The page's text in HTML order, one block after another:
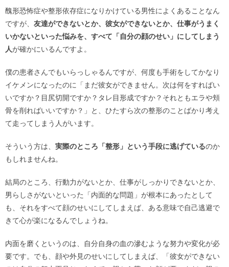
醜形恐怖症や整形依存症になりかけている男性によくあることなん
ですが、 友達ができないとか、彼女ができないとか、仕事がうまく
いかないといった悩みを、すべて「自分の顔のせい」にしてしまう
人が確かにいるんですよ。
僕の患者さんでもいらっしゃるんですが、何度も手術をしてかなり
イケメンになったのに「まだ彼女ができません。次は何をすればい
いですか？目尻切開ですか？タレ目形成ですか？それともエラや頬
骨を削ればいいですか？」と、ひたすら次の整形のことばかり考え
て走ってしまう人がいます。
そういう方は、 実際のところ「整形」という手段に逃げているのか
もしれませんね。
結局のところ、行動力がないとか、仕事がしっかりできないとか、
男らしさがないといった「内面的な問題」が根本にあったとして
も、それをすべて顔のせいにしてしまえば、ある意味で自己逃避で
きて心が楽になるんでしょうね。
内面を磨くというのは、自分自身の血の滲むような努力や変化が必
要です。でも、顔や外見のせいにしてしまえば、「彼女ができない